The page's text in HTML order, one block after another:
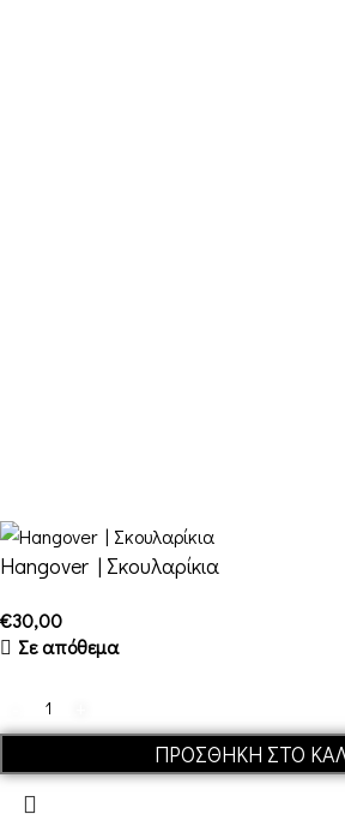
Hangover | Σκουλαρίκια
€30,00
Σε απόθεμα
ΠΡΟΣΘΉΚΗ ΣΤΟ